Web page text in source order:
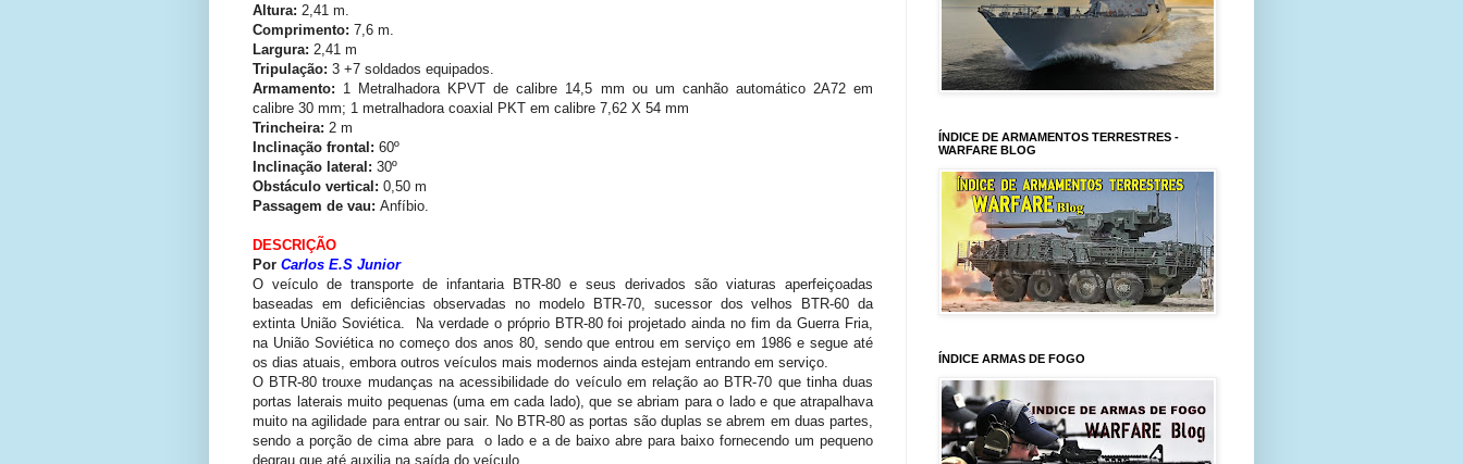
Altura: 2,41 m.
Comprimento: 7,6 m.
Largura: 2,41 m
Tripulação: 3 +7 soldados equipados.
Armamento: 1 Metralhadora KPVT de calibre 14,5 mm ou um canhão automático 2A72 em
calibre 30 mm; 1 metralhadora coaxial PKT em calibre 7,62 X 54 mm
Trincheira: 2 m
Inclinação frontal: 60º
Inclinação lateral: 30º
Obstáculo vertical: 0,50 m
Passagem de vau: Anfíbio.
DESCRIÇÃO
Por Carlos E.S Junior
O veículo de transporte de infantaria BTR-80 e seus derivados são viaturas aperfeiçoadas
baseadas em deficiências observadas no modelo BTR-70, sucessor dos velhos BTR-60 da
extinta União Soviética. Na verdade o próprio BTR-80 foi projetado ainda no fim da Guerra Fria,
na União Soviética no começo dos anos 80, sendo que entrou em serviço em 1986 e segue até
os dias atuais, embora outros veículos mais modernos ainda estejam entrando em serviço.
O BTR-80 trouxe mudanças na acessibilidade do veículo em relação ao BTR-70 que tinha duas
portas laterais muito pequenas (uma em cada lado), que se abriam para o lado e que atrapalhava
muito na agilidade para entrar ou sair. No BTR-80 as portas são duplas se abrem em duas partes,
sendo a porção de cima abre para o lado e a de baixo abre para baixo fornecendo um pequeno
degrau que até auxilia na saída do veículo.
ÍNDICE DE ARMAMENTOS TERRESTRES -
WARFARE BLOG
ÍNDICE ARMAS DE FOGO